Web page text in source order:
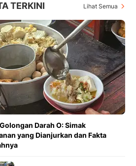
TERKINI Lihat Semua
Darah O: Simak
yang Dianjurkan dan Fakta